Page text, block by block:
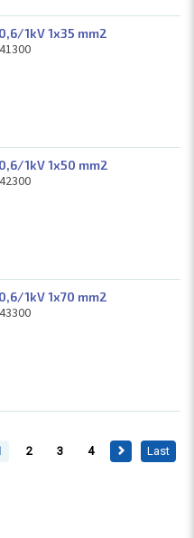
1kV 1x35 mm2
1kV 1x50 mm2
1kV 1x70 mm2
2 3 4 Last